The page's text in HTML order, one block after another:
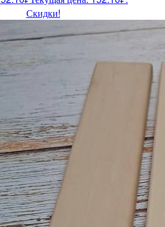
Скидки!